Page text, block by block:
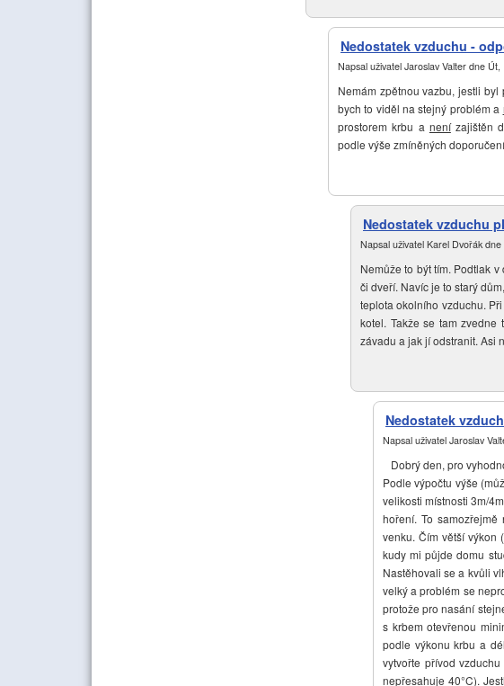
Nedostatek vzduchu -
Napsal uživatel Jaroslav Valter dne Út,
Nemám zpětnou vazbu, jestli
bych to viděl na stejný problém a
prostorem krbu a nenízajištěn
podle výše zmíněných
Nedostatek vzduchu
Napsal uživatel Karel Dvořákdne
Nemůže to být tím. Podtlak
či dveří. Navíc je to starý
teplota okolního vzduchu.
kotel. Takže se tam
závadu a jak jí odstranit. Asi
Nedostatek
Napsal uživatel Jaroslav
Dobrý den, pro
Podle výpočtu výše
velikosti místnosti 3m/
hoření. To
venku. Čím větší výkon
kudy mi půjde domu
Nastěhovali se a kvůli
velký a problém se
protože pro nasání
s krbem otevřenou
podle výkonu krbu a
vytvořte přívod
nepřesahuje 40°C).